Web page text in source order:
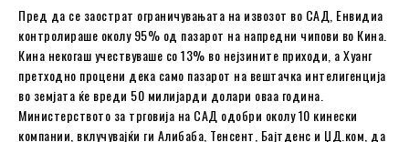
Пред да се заострат ограничувањата на извозот во САД, Енвидиа
контролираше околу 95% од пазарот на напредни чипови во Кина.
Кина некогаш учествуваше со 13% во нејзините приходи, а Хуанг
претходно процени дека само пазарот на вештачка интелигенција
во земјата ќе вреди 50 милијарди долари оваа година.
Министерството за трговија на САД одобри околу 10 кинески
компании, вклучувајќи ги Алибаба, Тенсент, Бајтденс и ЏД.ком, да